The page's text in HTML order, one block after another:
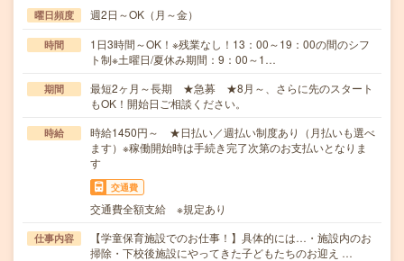
曜日頻度 週2日～OK（月～金）
時間
1日3時間～OK！※残業なし！13：00～19：00の間のシフ
ト制※土曜日/夏休み期間：9：00～1…
期間
最短2ヶ月～長期 ★急募 ★8月～、さらに先のスタート
もOK！開始日ご相談ください。
時給
時給1450円～ ★日払い／週払い制度あり（月払いも選べ
ます）※稼働開始時は手続き完了次第のお支払いとなりま
す
交通費
交通費全額支給 ※規定あり
仕事内容
【学童保育施設でのお仕事！】具体的には…・施設内のお
掃除・下校後施設にやってきた子どもたちのお迎え …